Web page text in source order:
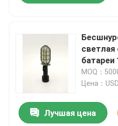
Портативные света
Перезаряжаемые свет
Handheld свет работы
светлая
батареи
MOQ：
Цена：
Лучшая цена